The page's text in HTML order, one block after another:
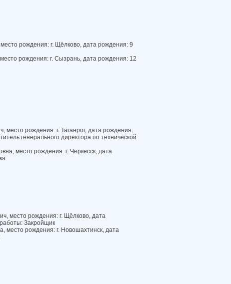
рождения: г. Щёлково, дата рождения: 9
рождения: г. Сызрань, дата рождения: 12
место рождения: г. Таганрог, дата рождения:
генерального директора по технической
место рождения: г. Черкесск, дата
место рождения: г. Щёлково, дата
Закройщик
место рождения: г. Новошахтинск, дата